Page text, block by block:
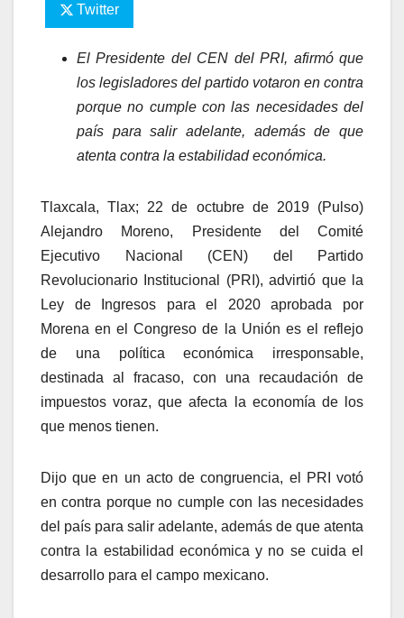
Twitter
El Presidente del CEN del PRI, afirmó que
los legisladores del partido votaron en contra
porque no cumple con las necesidades del
país para salir adelante, además de que
atenta contra la estabilidad económica.
Tlaxcala, Tlax; 22 de octubre de 2019 (Pulso)
Alejandro Moreno, Presidente del Comité
Ejecutivo Nacional (CEN) del Partido
Revolucionario Institucional (PRI), advirtió que la
Ley de Ingresos para el 2020 aprobada por
Morena en el Congreso de la Unión es el reflejo
de una política económica irresponsable,
destinada al fracaso, con una recaudación de
impuestos voraz, que afecta la economía de los
que menos tienen.
Dijo que en un acto de congruencia, el PRI votó
en contra porque no cumple con las necesidades
del país para salir adelante, además de que atenta
contra la estabilidad económica y no se cuida el
desarrollo para el campo mexicano.